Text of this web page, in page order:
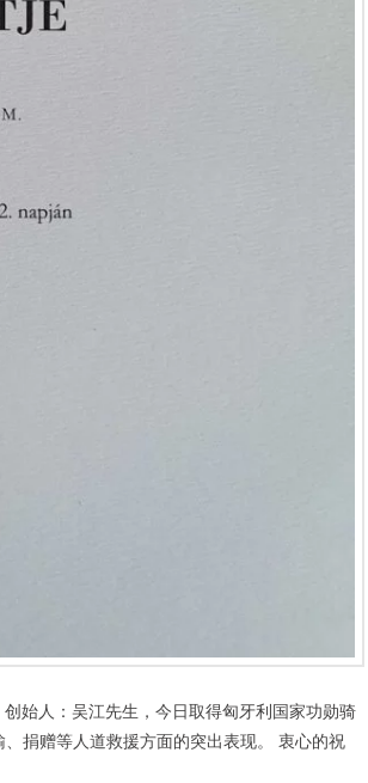
始人：吴江先生，今日取得匈牙利国家功勋骑
捐赠等人道救援方面的突出表现。 衷心的祝